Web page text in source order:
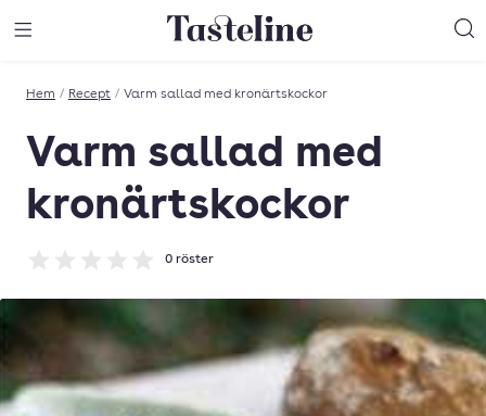
Till Tastelines startsida
Hem / Recept / Varm sallad med kronärtskockor
Varm sallad med
kronärtskockor
Betyg: 0 av 5
0 röster